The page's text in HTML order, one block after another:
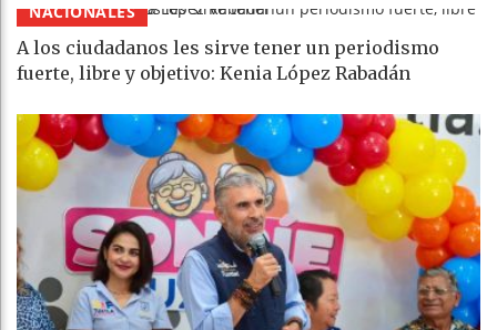
NACIONALES
A los ciudadanos les sirve tener un periodismo
fuerte, libre y objetivo: Kenia López Rabadán